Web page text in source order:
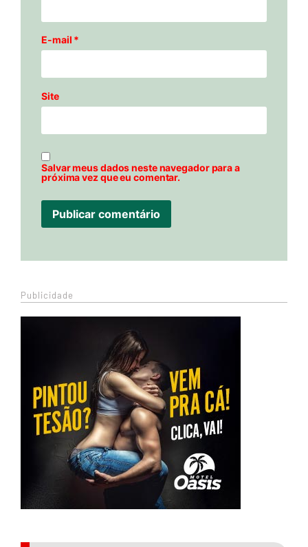
E-mail *
Site
Salvar meus dados neste navegador para a
próxima vez que eu comentar.
Publicidade